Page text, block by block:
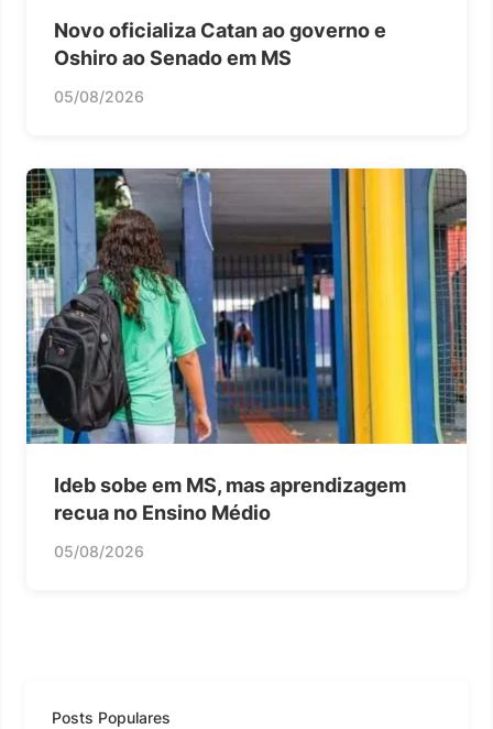
Novo oficializa Catan ao governo e
Oshiro ao Senado em MS
05/08/2026
Ideb sobe em MS, mas aprendizagem
recua no Ensino Médio
05/08/2026
Posts Populares